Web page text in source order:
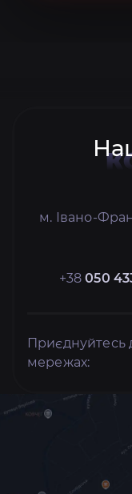
м. Івано-
+38050
Приєднуйтесь
мережах: